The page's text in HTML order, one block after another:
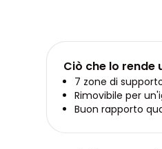
Ciò che lo rende
7 zone di
Rimovibile per
Buon rapporto